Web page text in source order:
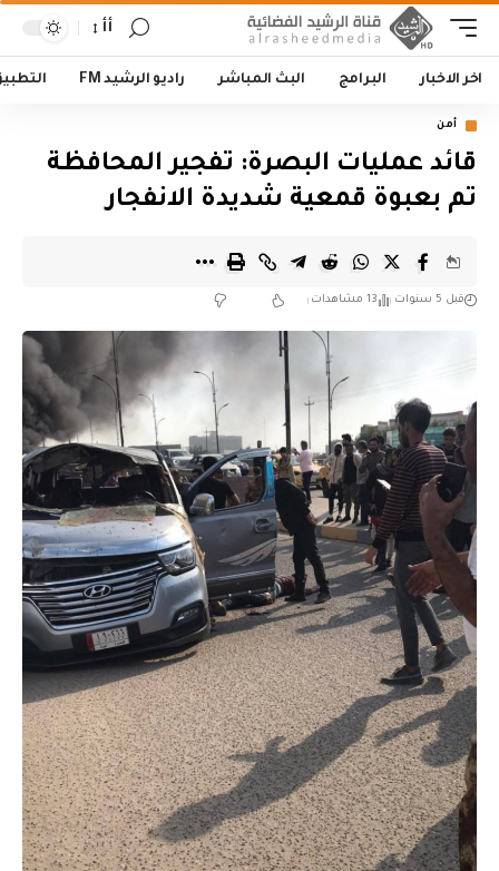
أأ
اخر الاخبار البرامج البث المباشر راديو الرشيد FM
أمن
قائد عمليات البصرة: تفجير المحافظة
تم بعبوة قمعية شديدة الانفجار
قبل 5 سنوات 13 مشاهدات